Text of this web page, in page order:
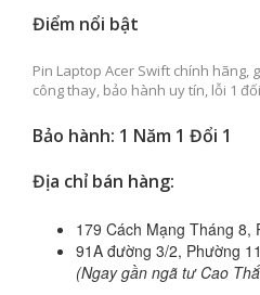
Điểm nổi bật
Pin Laptop Acer Swift chính hãng,
công thay, bảo hành uy tín, lỗi 1
Bảo hành: 1 Năm 1 Đổi 1
Địa chỉ bán hàng:
179 Cách Mạng Tháng 8,
91A đường 3/2, Phường
(Ngay gần ngã tư Cao